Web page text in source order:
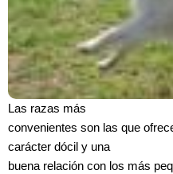
Las razas más
convenientes son las que
carácter dócil y una
buena relación con los más